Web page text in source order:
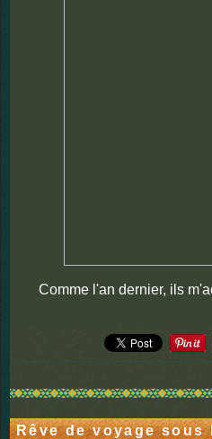
Comme l'an dernier, ils
Rêve de voyage sous